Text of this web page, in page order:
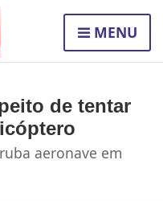
MENU
de tentar
aeronave em